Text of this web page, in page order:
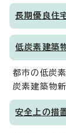
長期優良住
低炭素建築
都市の低炭
炭素建築物
安全上の措